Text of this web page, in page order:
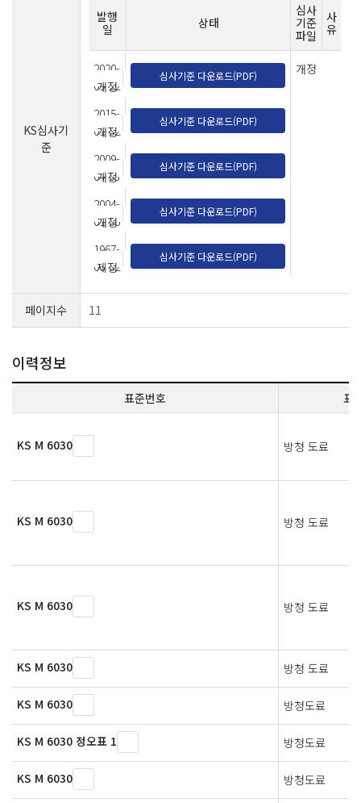
KS심사기
준
발행
일
상태
심사
기준
파일
사
유
2020-
09-22
개정
심사기준 다운로드(PDF) 개정
2015-
01-02
개정
심사기준 다운로드(PDF)
2009-
04-03
개정
심사기준 다운로드(PDF)
2004-
01-06
개정
심사기준 다운로드(PDF)
1967-
06-02
제정
심사기준 다운로드(PDF)
페이지수 11
이력정보
표준번호 표
KS M 6030 방청 도료
KS M 6030 방청 도료
KS M 6030 방청 도료
KS M 6030 방청 도료
KS M 6030 방청도료
KS M 6030 정오표 1 방청도료
KS M 6030 방청도료